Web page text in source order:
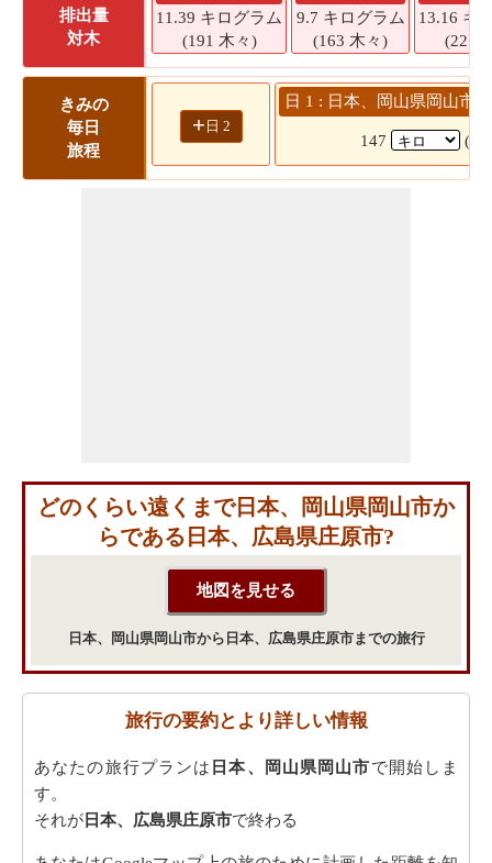
排出量
対木
11.39 キログラム
(191 木々)
9.7 キログラム
(163 木々)
13.16 キ
(221
きみの
毎日
旅程
+ 日 2
日 1 : 日本、岡山県岡山市
147 (2
どのくらい遠くまで日本、岡山県岡山市か
らである日本、広島県庄原市?
日本、岡山県岡山市から日本、広島県庄原市までの旅行
旅行の要約とより詳しい情報
あなたの旅行プランは 日本、岡山県岡山市で開始しま
す。
それが 日本、広島県庄原市で終わる